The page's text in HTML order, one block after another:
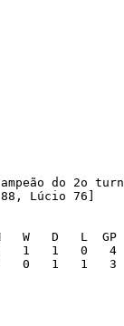
do 2o
Lúcio 76]
D   L  GP
1   0   4
0   1   1   3